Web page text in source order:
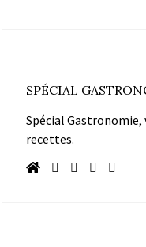
SPÉCIAL
Spécial Gastronomie,
recettes.